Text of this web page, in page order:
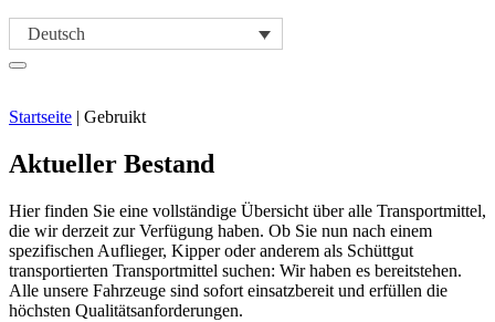
Deutsch
Startseite | Gebruikt
Aktueller Bestand
Hier finden Sie eine vollständige Übersicht über alle Transportmittel,
die wir derzeit zur Verfügung haben. Ob Sie nun nach einem
spezifischen Auflieger, Kipper oder anderem als Schüttgut
transportierten Transportmittel suchen: Wir haben es bereitstehen.
Alle unsere Fahrzeuge sind sofort einsatzbereit und erfüllen die
höchsten Qualitätsanforderungen.